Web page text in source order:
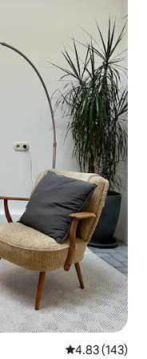
औसत रेटिंग 5 में से
4.83 (143)